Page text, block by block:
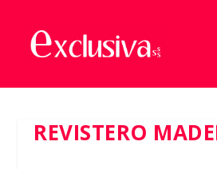
REVISTERO